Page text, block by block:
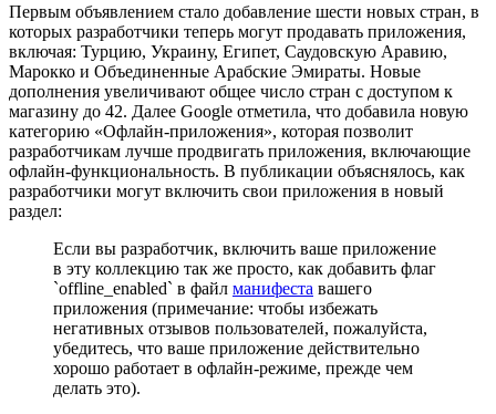
Первым объявлением стало добавление шести новых стран, в
которых разработчики теперь могут продавать приложения,
включая: Турцию, Украину, Египет, Саудовскую Аравию,
Марокко и Объединенные Арабские Эмираты. Новые
дополнения увеличивают общее число стран с доступом к
магазину до 42. Далее Google отметила, что добавила новую
категорию «Офлайн-приложения», которая позволит
разработчикам лучше продвигать приложения, включающие
офлайн-функциональность. В публикации объяснялось, как
разработчики могут включить свои приложения в новый
раздел:
Если вы разработчик, включить ваше приложение
в эту коллекцию так же просто, как добавить флаг
`offline_enabled` в файл манифеста вашего
приложения (примечание: чтобы избежать
негативных отзывов пользователей, пожалуйста,
убедитесь, что ваше приложение действительно
хорошо работает в офлайн-режиме, прежде чем
делать это).